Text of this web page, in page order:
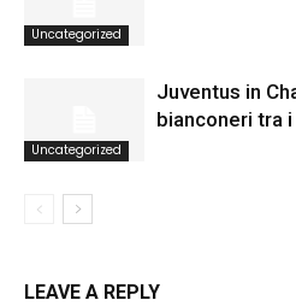
Uncategorized
Uncategorized
Juventus in
bianconeri tra
LEAVE A REPLY